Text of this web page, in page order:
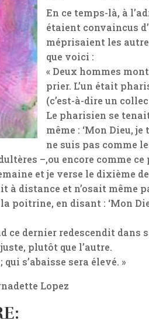
En ce temps-là, à
étaient convaincus
méprisaient les
que voici :
« Deux hommes
prier. L’un était
(c’est-à-dire un
Le pharisien se
même : ‘Mon Dieu,
ne suis pas comme
–,ou encore comme
et je verse le dixième de
à distance et n’osait même
poitrine, en disant : ‘Mon
ce dernier redescendit dans
plutôt que l’autre.
qui s’abaisse sera élevé. »
Lopez